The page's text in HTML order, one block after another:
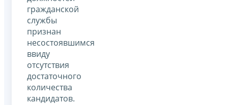
гражданской
службы
признан
несостоявшимся
ввиду
отсутствия
достаточного
количества
кандидатов.